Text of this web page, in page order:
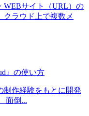
WEBサイト（URL）の
クラウド上で複数メ
』の使い方
制作経験をもとに開発
面倒...